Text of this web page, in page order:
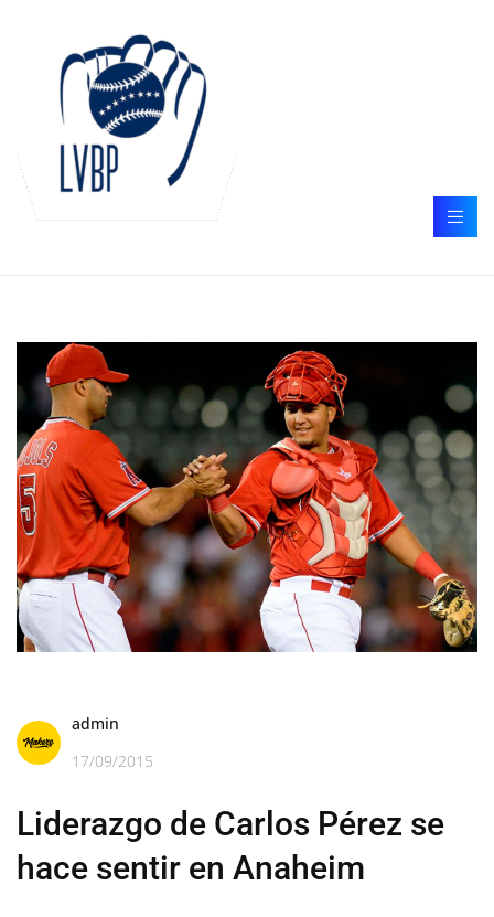
admin
17/09/2015
Liderazgo de Carlos Pérez se
hace sentir en Anaheim